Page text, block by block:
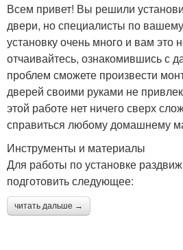
Всем привет! Вы решили
двери, но специалисты по
установку очень много и вам это
отчаивайтесь, ознакомившись с
проблем сможете произвести
дверей своими руками не
этой работе нет ничего сверх
справиться любому домашнему
Инструменты и материалы
Для работы по установке
подготовить следующее:
читать дальше →